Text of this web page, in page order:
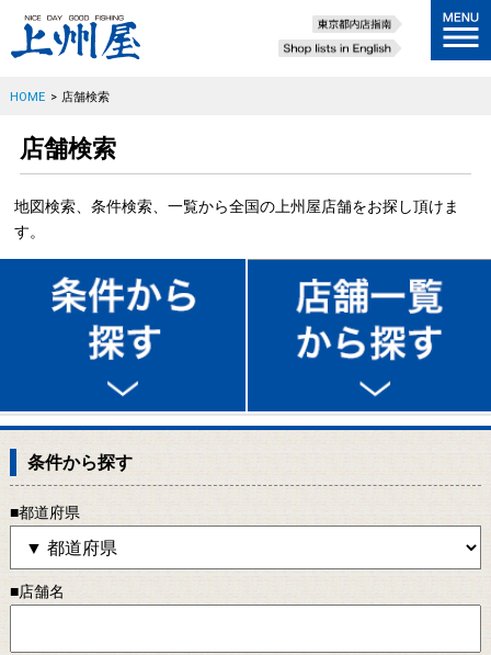
HOME > 店舗検索
店舗検索
地図検索、条件検索、一覧から全国の上州屋店舗をお探し頂けま
す。
条件から探す
■都道府県
■店舗名